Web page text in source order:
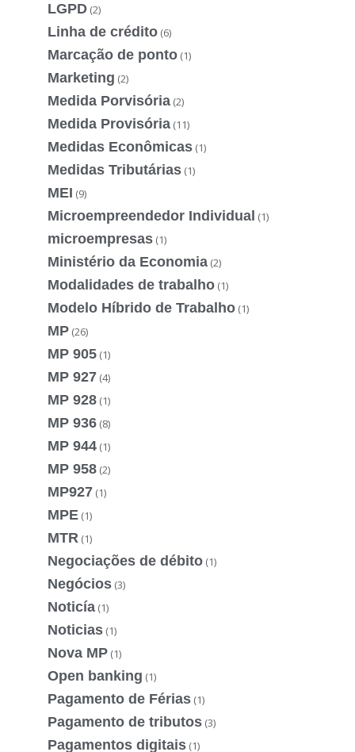
LGPD (2)
Linha de crédito (6)
Marcação de ponto (1)
Marketing (2)
Medida Porvisória (2)
Medida Provisória (11)
Medidas Econômicas (1)
Medidas Tributárias (1)
MEI (9)
Microempreendedor Individual (1)
microempresas (1)
Ministério da Economia (2)
Modalidades de trabalho (1)
Modelo Híbrido de Trabalho (1)
MP (26)
MP 905 (1)
MP 927 (4)
MP 928 (1)
MP 936 (8)
MP 944 (1)
MP 958 (2)
MP927 (1)
MPE (1)
MTR (1)
Negociações de débito (1)
Negócios (3)
Noticía (1)
Noticias (1)
Nova MP (1)
Open banking (1)
Pagamento de Férias (1)
Pagamento de tributos (3)
Pagamentos digitais (1)